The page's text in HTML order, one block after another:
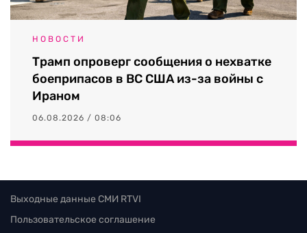
НОВОСТИ
Трамп опроверг сообщения о нехватке
боеприпасов в ВС США из-за войны с
Ираном
06.08.2026 / 08:06
Выходные данные СМИ RTVI
Пользовательское соглашение